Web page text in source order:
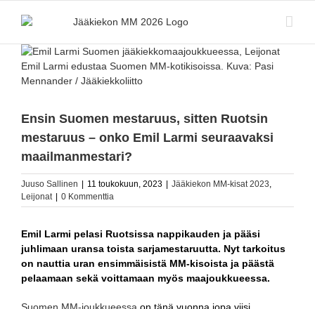
Katso
kuvaa
isompana
Emil Larmi edustaa Suomen MM-kotikisoissa. Kuva: Pasi
Mennander / Jääkiekkoliitto
Ensin Suomen mestaruus, sitten Ruotsin
mestaruus – onko Emil Larmi seuraavaksi
maailmanmestari?
Juuso Sallinen 11 toukokuun, 2023 Jääkiekon MM-kisat 2023,
Leijonat
0 Kommenttia
Emil Larmi pelasi Ruotsissa nappikauden ja pääsi
juhlimaan uransa toista sarjamestaruutta. Nyt tarkoitus
on nauttia uran ensimmäisistä MM-kisoista ja päästä
pelaamaan sekä voittamaan myös maajoukkueessa.